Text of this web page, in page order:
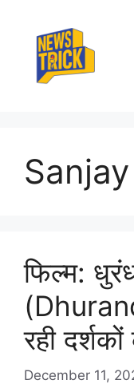
content
फिल्म:
रही
December 11,